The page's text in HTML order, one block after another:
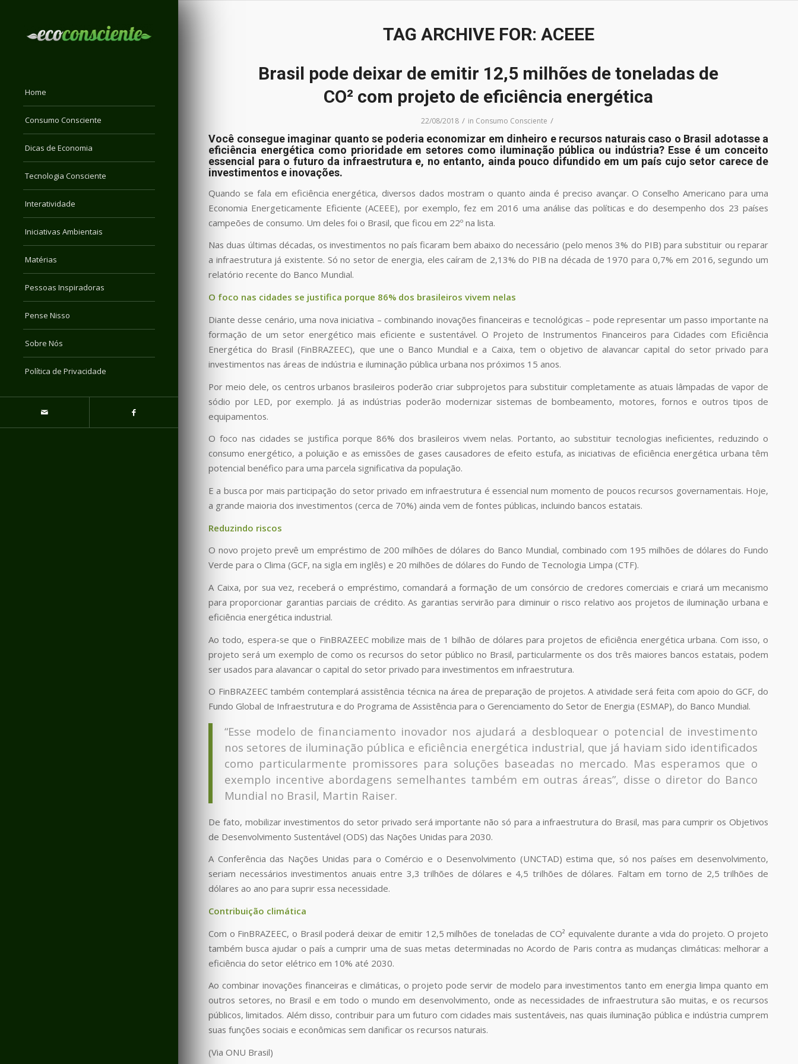
Home
Consumo Consciente
Dicas de Economia
Tecnologia Consciente
Interatividade
Iniciativas Ambientais
Matérias
Pessoas Inspiradoras
Pense Nisso
Sobre Nós
Política de Privacidade
TAG ARCHIVE FOR: ACEEE
Brasil pode deixar de emitir 12,5 milhões de toneladas de
CO² com projeto de eficiência energética
22/08/2018 / in Consumo Consciente /
Você consegue imaginar quanto se poderia economizar em dinheiro e recursos naturais caso o Brasil adotasse a
eficiência energética como prioridade em setores como iluminação pública ou indústria? Esse é um conceito
essencial para o futuro da infraestrutura e, no entanto, ainda pouco difundido em um país cujo setor carece de
investimentos e inovações.
Quando se fala em eficiência energética, diversos dados mostram o quanto ainda é preciso avançar. O Conselho Americano para uma
Economia Energeticamente Eficiente (ACEEE), por exemplo, fez em 2016 uma análise das políticas e do desempenho dos 23 países
campeões de consumo. Um deles foi o Brasil, que ficou em 22º na lista.
Nas duas últimas décadas, os investimentos no país ficaram bem abaixo do necessário (pelo menos 3% do PIB) para substituir ou reparar
a infraestrutura já existente. Só no setor de energia, eles caíram de 2,13% do PIB na década de 1970 para 0,7% em 2016, segundo um
relatório recente do Banco Mundial.
O foco nas cidades se justifica porque 86% dos brasileiros vivem nelas
Diante desse cenário, uma nova iniciativa – combinando inovações financeiras e tecnológicas – pode representar um passo importante na
formação de um setor energético mais eficiente e sustentável. O Projeto de Instrumentos Financeiros para Cidades com Eficiência
Energética do Brasil (FinBRAZEEC), que une o Banco Mundial e a Caixa, tem o objetivo de alavancar capital do setor privado para
investimentos nas áreas de indústria e iluminação pública urbana nos próximos 15 anos.
Por meio dele, os centros urbanos brasileiros poderão criar subprojetos para substituir completamente as atuais lâmpadas de vapor de
sódio por LED, por exemplo. Já as indústrias poderão modernizar sistemas de bombeamento, motores, fornos e outros tipos de
equipamentos.
O foco nas cidades se justifica porque 86% dos brasileiros vivem nelas. Portanto, ao substituir tecnologias ineficientes, reduzindo o
consumo energético, a poluição e as emissões de gases causadores de efeito estufa, as iniciativas de eficiência energética urbana têm
potencial benéfico para uma parcela significativa da população.
E a busca por mais participação do setor privado em infraestrutura é essencial num momento de poucos recursos governamentais. Hoje,
a grande maioria dos investimentos (cerca de 70%) ainda vem de fontes públicas, incluindo bancos estatais.
Reduzindo riscos
O novo projeto prevê um empréstimo de 200 milhões de dólares do Banco Mundial, combinado com 195 milhões de dólares do Fundo
Verde para o Clima (GCF, na sigla em inglês) e 20 milhões de dólares do Fundo de Tecnologia Limpa (CTF).
A Caixa, por sua vez, receberá o empréstimo, comandará a formação de um consórcio de credores comerciais e criará um mecanismo
para proporcionar garantias parciais de crédito. As garantias servirão para diminuir o risco relativo aos projetos de iluminação urbana e
eficiência energética industrial.
Ao todo, espera-se que o FinBRAZEEC mobilize mais de 1 bilhão de dólares para projetos de eficiência energética urbana. Com isso, o
projeto será um exemplo de como os recursos do setor público no Brasil, particularmente os dos três maiores bancos estatais, podem
ser usados para alavancar o capital do setor privado para investimentos em infraestrutura.
O FinBRAZEEC também contemplará assistência técnica na área de preparação de projetos. A atividade será feita com apoio do GCF, do
Fundo Global de Infraestrutura e do Programa de Assistência para o Gerenciamento do Setor de Energia (ESMAP), do Banco Mundial.
“Esse modelo de financiamento inovador nos ajudará a desbloquear o potencial de investimento
nos setores de iluminação pública e eficiência energética industrial, que já haviam sido identificados
como particularmente promissores para soluções baseadas no mercado. Mas esperamos que o
exemplo incentive abordagens semelhantes também em outras áreas”, disse o diretor do Banco
Mundial no Brasil, Martin Raiser.
De fato, mobilizar investimentos do setor privado será importante não só para a infraestrutura do Brasil, mas para cumprir os Objetivos
de Desenvolvimento Sustentável (ODS) das Nações Unidas para 2030.
A Conferência das Nações Unidas para o Comércio e o Desenvolvimento (UNCTAD) estima que, só nos países em desenvolvimento,
seriam necessários investimentos anuais entre 3,3 trilhões de dólares e 4,5 trilhões de dólares. Faltam em torno de 2,5 trilhões de
dólares ao ano para suprir essa necessidade.
Contribuição climática
Com o FinBRAZEEC, o Brasil poderá deixar de emitir 12,5 milhões de toneladas de CO² equivalente durante a vida do projeto. O projeto
também busca ajudar o país a cumprir uma de suas metas determinadas no Acordo de Paris contra as mudanças climáticas: melhorar a
eficiência do setor elétrico em 10% até 2030.
Ao combinar inovações financeiras e climáticas, o projeto pode servir de modelo para investimentos tanto em energia limpa quanto em
outros setores, no Brasil e em todo o mundo em desenvolvimento, onde as necessidades de infraestrutura são muitas, e os recursos
públicos, limitados. Além disso, contribuir para um futuro com cidades mais sustentáveis, nas quais iluminação pública e indústria cumprem
suas funções sociais e econômicas sem danificar os recursos naturais.
(Via ONU Brasil)